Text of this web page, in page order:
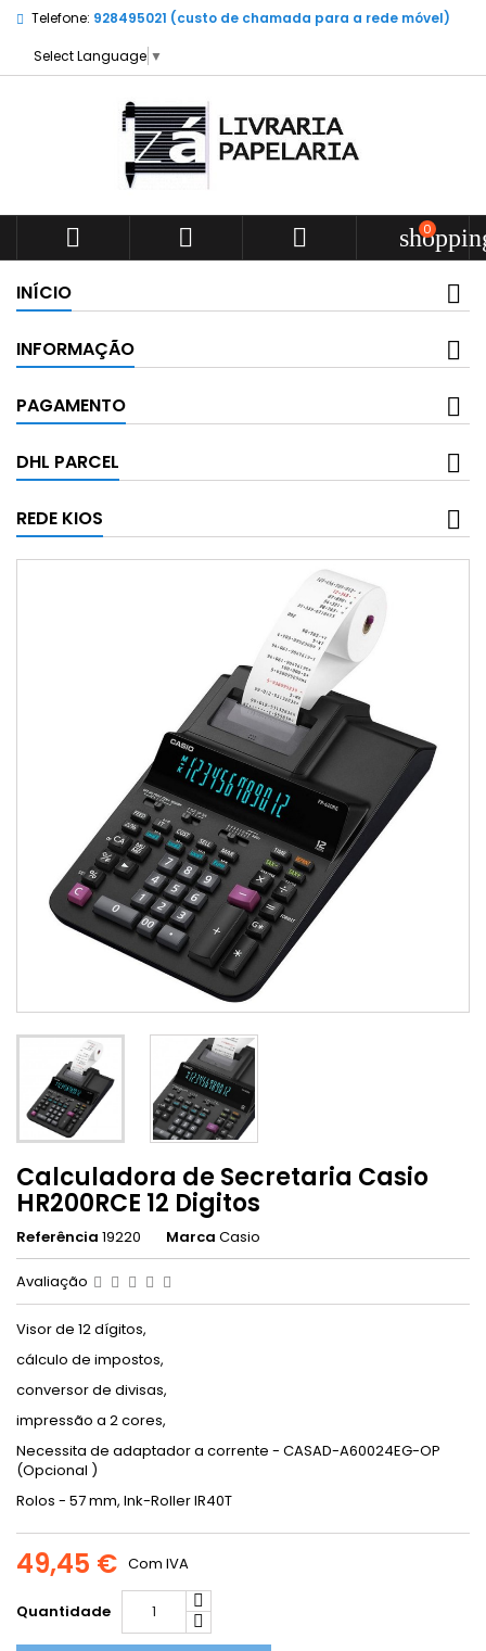
Telefone: 928495021 (custo de chamada para a rede móvel)
Select Language ▼
   0
INÍCIO
INFORMAÇÃO
PAGAMENTO
DHL PARCEL
REDE KIOS
Calculadora de Secretaria Casio
HR200RCE 12 Digitos
Referência 19220 Marca Casio
Avaliação
Visor de 12 dígitos,
cálculo de impostos,
conversor de divisas,
impressão a 2 cores,
Necessita de adaptador a corrente - CASAD-A60024EG-OP
(Opcional )
Rolos - 57 mm, Ink-Roller IR40T
49,45 € Com IVA
Quantidade